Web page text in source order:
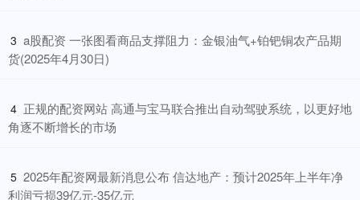
3 ​a股配资 一张图看商品支撑阻力：金银油气+铂钯铜农产品期
货(2025年4月30日)
4 ​正规的配资网站 高通与宝马联合推出自动驾驶系统，以更好地
角逐不断增长的市场
5 ​2025年配资网最新消息公布 信达地产：预计2025年上半年净
利润亏损39亿元-35亿元